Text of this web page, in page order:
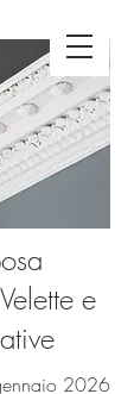
e
2026